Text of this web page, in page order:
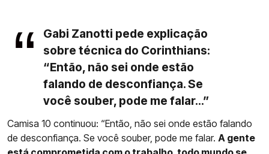
Gabi Zanotti pede explicação
sobre técnica do Corinthians:
“Então, não sei onde estão
falando de desconfiança. Se
você souber, pode me falar...”
Camisa 10 continuou: “Então, não sei onde estão falando
de desconfiança. Se você souber, pode me falar. A gente